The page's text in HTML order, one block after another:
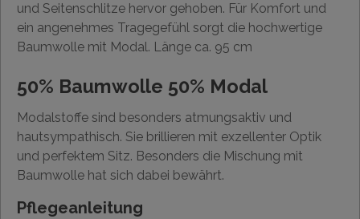
und Seitenschlitze hervor gehoben. Für Komfort und
ein angenehmes Tragegefühl sorgt die hochwertige
Baumwolle mit Modal. Länge ca. 95 cm
50% Baumwolle 50% Modal
Modalstoffe sind besonders atmungsaktiv und
hautsympathisch. Sie brillieren mit exzellenter Optik
und perfektem Sitz. Besonders die Mischung mit
Baumwolle hat sich dabei bewährt.
Pflegeanleitung